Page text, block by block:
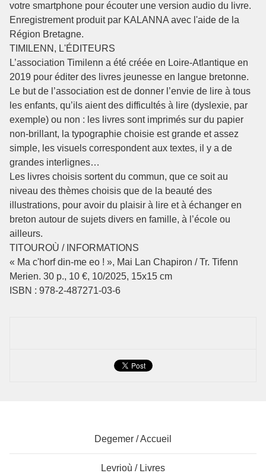
votre smartphone pour écouter une version audio du livre.
Enregistrement produit par KALANNA avec l'aide de la
Région Bretagne.
TIMILENN, L'ÉDITEURS
L’association Timilenn a été créée en Loire-Atlantique en
2019 pour éditer des livres jeunesse en langue bretonne.
Le but de l’association est de donner l’envie de lire à tous
les enfants, qu’ils aient des difficultés à lire (dyslexie, par
exemple) ou non : les livres sont imprimés sur du papier
non-brillant, la typographie choisie est grande et assez
simple, les visuels correspondent aux textes, il y a de
grandes interlignes…
Les livres choisis sortent du commun, que ce soit au
niveau des thèmes choisis que de la beauté des
illustrations, pour avoir du plaisir à lire et à échanger en
breton autour de sujets divers en famille, à l’école ou
ailleurs.
TITOUROÙ / INFORMATIONS
« Ma c'horf din-me eo ! », Mai Lan Chapiron / Tr. Tifenn
Merien. 30 p., 10 €, 10/2025, 15x15 cm
ISBN : 978-2-487271-03-6
Degemer / Accueil
Levrioù / Livres